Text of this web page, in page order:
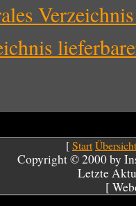
[StartÜbersicht
Copyright © 2000 by
Letzte
[